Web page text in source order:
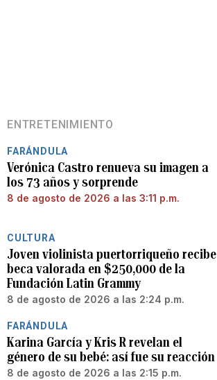
ENTRETENIMIENTO
FARÁNDULA
Verónica Castro renueva su imagen a
los 73 años y sorprende
8 de agosto de 2026 a las 3:11 p.m.
CULTURA
Joven violinista puertorriqueño recibe
beca valorada en $250,000 de la
Fundación Latin Grammy
8 de agosto de 2026 a las 2:24 p.m.
FARÁNDULA
Karina García y Kris R revelan el
género de su bebé: así fue su reacción
8 de agosto de 2026 a las 2:15 p.m.